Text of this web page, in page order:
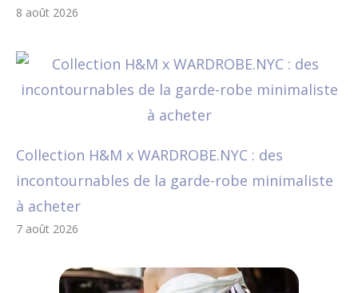
8 août 2026
Collection H&M x WARDROBE.NYC : des
incontournables de la garde-robe minimaliste
à acheter
7 août 2026